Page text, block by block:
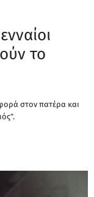
το
στον πατέρα και